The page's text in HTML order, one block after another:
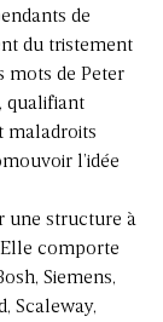
de
du tristement
mots de Peter
qualifiant
maladroits
l’idée
une structure à
comporte
Siemens,
Scaleway,